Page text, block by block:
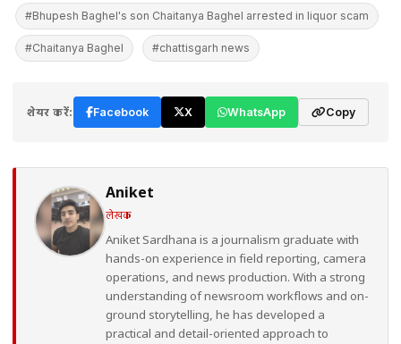
#Bhupesh Baghel's son Chaitanya Baghel arrested in liquor scam
#Chaitanya Baghel #chattisgarh news
शेयर करें: Facebook X WhatsApp Copy
Aniket
लेखक
Aniket Sardhana is a journalism graduate with
hands-on experience in field reporting, camera
operations, and news production. With a strong
understanding of newsroom workflows and on-
ground storytelling, he has developed a
practical and detail-oriented approach to